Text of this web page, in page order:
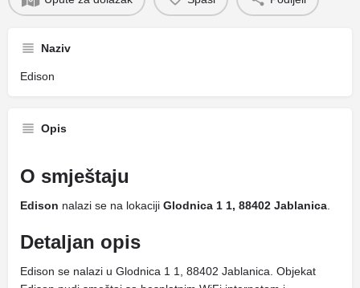
Naziv
Edison
Opis
O smještaju
Edison nalazi se na lokaciji Glodnica 1 1, 88402 Jablanica
Detaljan opis
Edison se nalazi u Glodnica 1 1, 88402 Jablanica. Objekat